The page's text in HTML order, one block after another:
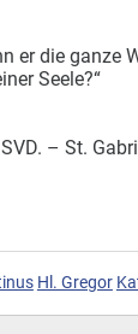
er die ganze
Seele?“
– St.
Hl. Gregor